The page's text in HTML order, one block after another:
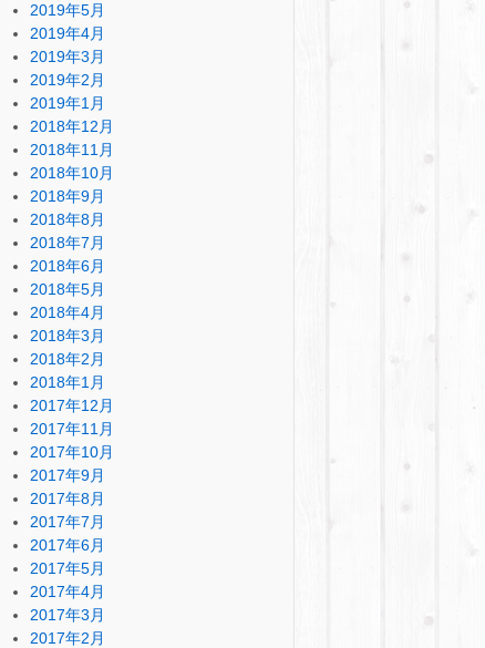
2019年5月
2019年4月
2019年3月
2019年2月
2019年1月
2018年12月
2018年11月
2018年10月
2018年9月
2018年8月
2018年7月
2018年6月
2018年5月
2018年4月
2018年3月
2018年2月
2018年1月
2017年12月
2017年11月
2017年10月
2017年9月
2017年8月
2017年7月
2017年6月
2017年5月
2017年4月
2017年3月
2017年2月